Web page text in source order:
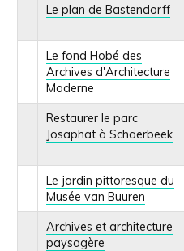
Le plan de Bastendorff
Le fond Hobé des
Archives d'Architecture
Moderne
Restaurer le parc
Josaphat à Schaerbeek
Le jardin pittoresque du
Musée van Buuren
Archives et architecture
paysagère